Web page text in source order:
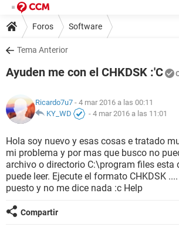
Foros Software
Tema Anterior
Ayuden me con el CHKDSK :'C
Ricardo7u7 - 4 mar 2016 a las 00:11
KY_WD
- 4 mar 2016 a las 11:01
Hola soy nuevo y esas cosas e tratado
mi problema y por mas que busco no
archivo o directorio C:\program files esta
puede leer. Ejecute el formato CHKDSK
puesto y no me dice nada :c Help
Compartir